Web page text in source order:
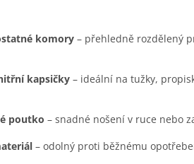
komory – přehledně rozdělený
kapsičky – ideální na tužky,
poutko – snadné nošení v ruce nebo
– odolný proti běžnému